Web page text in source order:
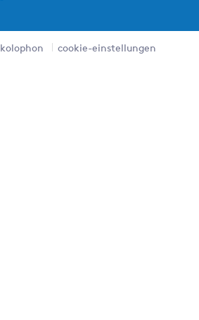
kolophon cookie-einstellungen